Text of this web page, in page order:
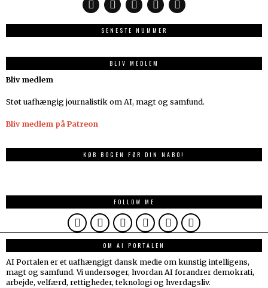
SENESTE NUMMER
BLIV MEDLEM
Bliv medlem
Støt uafhængig journalistik om AI, magt og samfund.
Bliv medlem på Patreon
KØB BOGEN FØR DIN NABO!
FOLLOW ME
OM AI PORTALEN
AI Portalen er et uafhængigt dansk medie om kunstig intelligens,
magt og samfund. Vi undersøger, hvordan AI forandrer demokrati,
arbejde, velfærd, rettigheder, teknologi og hverdagsliv.